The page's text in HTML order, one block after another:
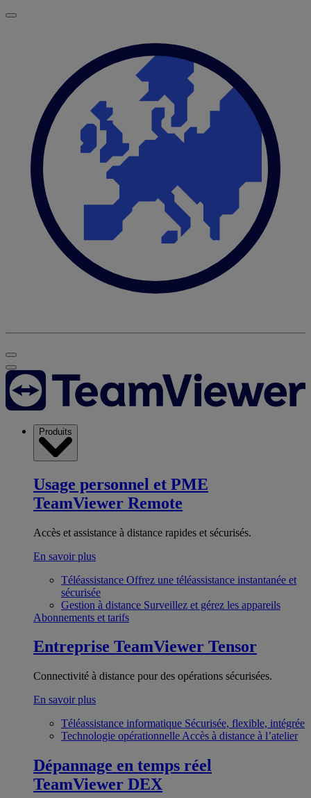
Produits
Usage personnel et PME
TeamViewer Remote
Accès et assistance à distance rapides et sécurisés.
En savoir plus
Téléassistance Offrez une téléassistance instantanée et
sécurisée
Gestion à distance Surveillez et gérez les appareils
Abonnements et tarifs
Entreprise TeamViewer Tensor
Connectivité à distance pour des opérations sécurisées.
En savoir plus
Téléassistance informatique Sécurisée, flexible, intégrée
Technologie opérationnelle Accès à distance à l’atelier
Dépannage en temps réel
TeamViewer DEX